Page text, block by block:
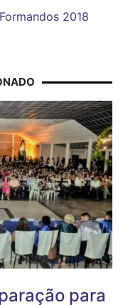
Formandos 2018
para